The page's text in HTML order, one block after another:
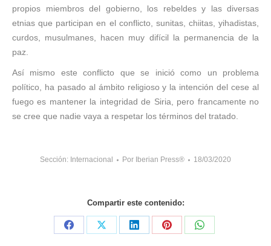
propios miembros del gobierno, los rebeldes y las diversas
etnias que participan en el conflicto, sunitas, chiitas, yihadistas,
curdos, musulmanes, hacen muy difícil la permanencia de la
paz.
Así mismo este conflicto que se inició como un problema
político, ha pasado al ámbito religioso y la intención del cese al
fuego es mantener la integridad de Siria, pero francamente no
se cree que nadie vaya a respetar los términos del tratado.
Sección: Internacional Por Iberian Press® 18/03/2020
Compartir este contenido:
Share
Share
Share
Share
Share